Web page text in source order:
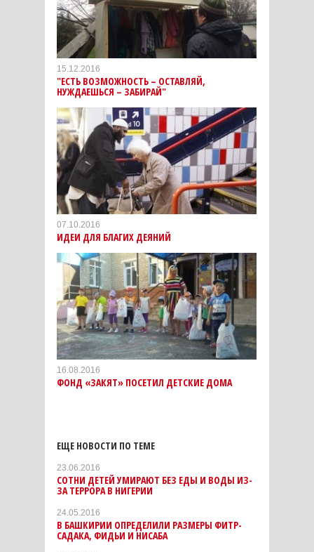
15.12.2016
"ЕСТЬ ВОЗМОЖНОСТЬ – ОСТАВЛЯЙ,
НУЖДАЕШЬСЯ – ЗАБИРАЙ"
07.10.2016
ИДЕИ ДЛЯ БЛАГИХ ДЕЯНИЙ
16.08.2016
ФОНД «ЗАКЯТ» ПОСЕТИЛ ДЕТСКИЕ ДОМА
ЕЩЕ НОВОСТИ ПО ТЕМЕ
23.06.2016
СОТНИ ДЕТЕЙ УМИРАЮТ БЕЗ ЕДЫ И ВОДЫ ИЗ-
ЗА ТЕРРОРА В НИГЕРИИ
24.05.2016
В БАШКИРИИ ОПРЕДЕЛИЛИ РАЗМЕРЫ ФИТР-
САДАКА, ФИДЬИ И НИСАБА